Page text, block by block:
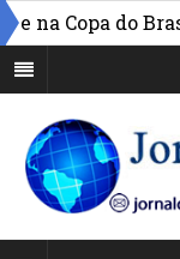
Copa do Brasil »